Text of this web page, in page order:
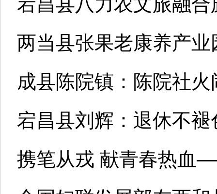
两当县张果老康养产业
成县陈院镇：陈院社
宕昌县刘辉：退休不
携笔从戎 献青春热血